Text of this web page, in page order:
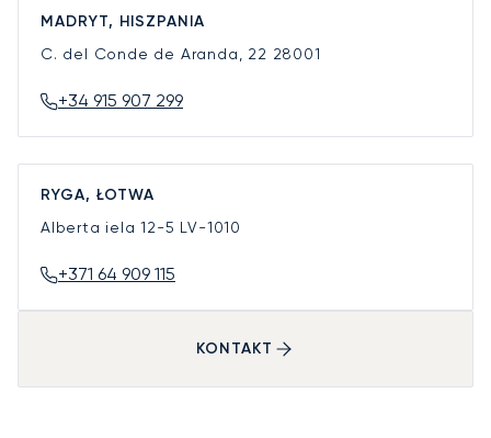
MADRYT, HISZPANIA
C. del Conde de Aranda, 22 28001
+34 915 907 299
RYGA, ŁOTWA
Alberta iela 12-5 LV-1010
+371 64 909 115
KONTAKT